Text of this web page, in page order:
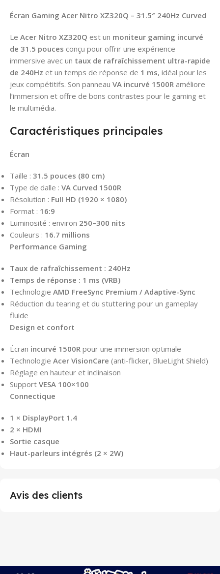
Écran Gaming Acer Nitro XZ320Q – 31.5″ 240Hz Curved
Le Acer Nitro XZ320Q est un moniteur gaming incurvé
de 31.5 pouces conçu pour offrir une expérience
immersive avec un taux de rafraîchissement ultra-rapide
de 240Hz et un temps de réponse de 1 ms, idéal pour les
jeux compétitifs. Son panneau VA incurvé 1500R améliore
l’immersion et offre de bons contrastes pour le gaming et
le multimédia.
Caractéristiques principales
Écran
Taille : 31.5 pouces (80 cm)
Type de dalle : VA Curved 1500R
Résolution : Full HD (1920 × 1080)
Format : 16:9
Luminosité : environ 250–300 nits
Couleurs : 16.7 millions
Performance Gaming
Taux de rafraîchissement : 240Hz
Temps de réponse : 1 ms (VRB)
Technologie AMD FreeSync Premium / Adaptive-Sync
Réduction du tearing et du stuttering pour un gameplay
fluide
Design et confort
Écran incurvé 1500R pour une immersion optimale
Technologie Acer VisionCare (anti-flicker, BlueLight Shield)
Réglage en hauteur et inclinaison
Support VESA 100×100
Connectique
1 × DisplayPort 1.4
2 × HDMI
Sortie casque
Haut-parleurs intégrés (2 × 2W)
Avis des clients